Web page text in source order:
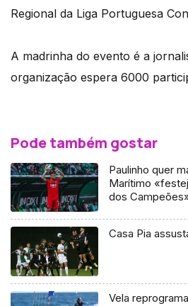
Regional da Liga Portuguesa
A madrinha do evento é a
organização espera 6000
Pode também gostar
Paulinho quer
Marítimo
dos
Casa Pia
Vela